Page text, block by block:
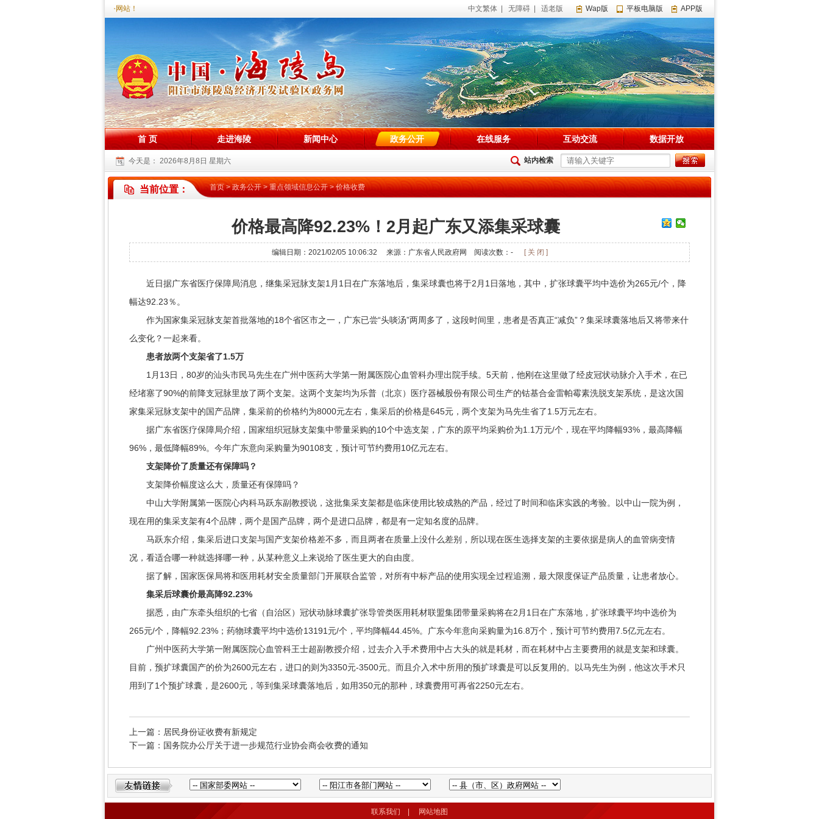
您好，欢迎访问海陵试验区政务网站！ 中文繁体 无障碍 适老版 Wap版 平板电脑版 APP版
首 页 走进海陵 新闻中心 政务公开 在线服务 互动交流 数据开放
今天是： 2026年8月8日 星期六 站内检索
当前位置： 首页>政务公开>重点领域信息公开>价格收费
价格最高降92.23%！2月起广东又添集采球囊
编辑日期：2021/02/05 10:06:32 来源：广东省人民政府网 阅读次数： - [ 关 闭 ]
近日据广东省医疗保障局消息，继集采冠脉支架1月1日在广东落地后，集采球囊也将于2月1日落地，其中，扩张球囊平均中选价为265元/个，降
幅达92.23％。
作为国家集采冠脉支架首批落地的18个省区市之一，广东已尝“头啖汤”两周多了，这段时间里，患者是否真正“减负”？集采球囊落地后又将带来什
么变化？一起来看。
患者放两个支架省了1.5万
1月13日，80岁的汕头市民马先生在广州中医药大学第一附属医院心血管科办理出院手续。5天前，他刚在这里做了经皮冠状动脉介入手术，在已
经堵塞了90%的前降支冠脉里放了两个支架。这两个支架均为乐普（北京）医疗器械股份有限公司生产的钴基合金雷帕霉素洗脱支架系统，是这次国
家集采冠脉支架中的国产品牌，集采前的价格约为8000元左右，集采后的价格是645元，两个支架为马先生省了1.5万元左右。
据广东省医疗保障局介绍，国家组织冠脉支架集中带量采购的10个中选支架，广东的原平均采购价为1.1万元/个，现在平均降幅93%，最高降幅
96%，最低降幅89%。今年广东意向采购量为90108支，预计可节约费用10亿元左右。
支架降价了质量还有保障吗？
支架降价幅度这么大，质量还有保障吗？
中山大学附属第一医院心内科马跃东副教授说，这批集采支架都是临床使用比较成熟的产品，经过了时间和临床实践的考验。以中山一院为例，
现在用的集采支架有4个品牌，两个是国产品牌，两个是进口品牌，都是有一定知名度的品牌。
马跃东介绍，集采后进口支架与国产支架价格差不多，而且两者在质量上没什么差别，所以现在医生选择支架的主要依据是病人的血管病变情
况，看适合哪一种就选择哪一种，从某种意义上来说给了医生更大的自由度。
据了解，国家医保局将和医用耗材安全质量部门开展联合监管，对所有中标产品的使用实现全过程追溯，最大限度保证产品质量，让患者放心。
集采后球囊价最高降92.23%
据悉，由广东牵头组织的七省（自治区）冠状动脉球囊扩张导管类医用耗材联盟集团带量采购将在2月1日在广东落地，扩张球囊平均中选价为
265元/个，降幅92.23%；药物球囊平均中选价13191元/个，平均降幅44.45%。广东今年意向采购量为16.8万个，预计可节约费用7.5亿元左右。
广州中医药大学第一附属医院心血管科王士超副教授介绍，过去介入手术费用中占大头的就是耗材，而在耗材中占主要费用的就是支架和球囊。
目前，预扩球囊国产的价为2600元左右，进口的则为3350元-3500元。而且介入术中所用的预扩球囊是可以反复用的。以马先生为例，他这次手术只
用到了1个预扩球囊，是2600元，等到集采球囊落地后，如用350元的那种，球囊费用可再省2250元左右。
上一篇：居民身份证收费有新规定
下一篇：国务院办公厅关于进一步规范行业协会商会收费的通知
联系我们 网站地图